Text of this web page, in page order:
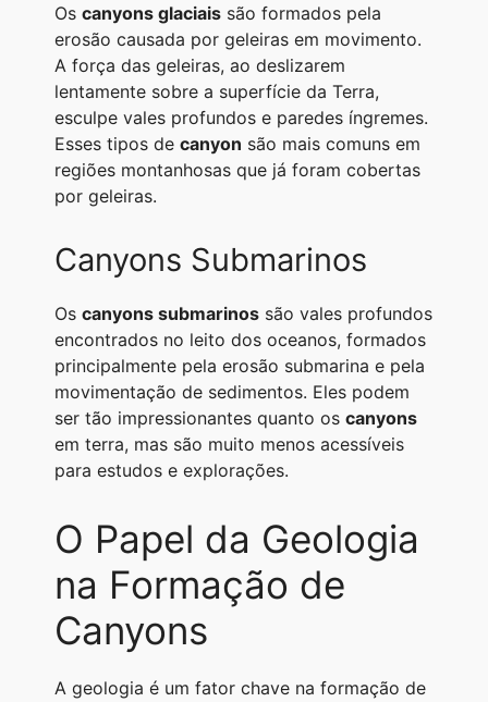
Os canyons glaciais são formados pela
erosão causada por geleiras em movimento.
A força das geleiras, ao deslizarem
lentamente sobre a superfície da Terra,
esculpe vales profundos e paredes íngremes.
Esses tipos de canyon são mais comuns em
regiões montanhosas que já foram cobertas
por geleiras.
Canyons Submarinos
Os canyons submarinos são vales profundos
encontrados no leito dos oceanos, formados
principalmente pela erosão submarina e pela
movimentação de sedimentos. Eles podem
ser tão impressionantes quanto os canyons
em terra, mas são muito menos acessíveis
para estudos e explorações.
O Papel da Geologia
na Formação de
Canyons
A geologia é um fator chave na formação de